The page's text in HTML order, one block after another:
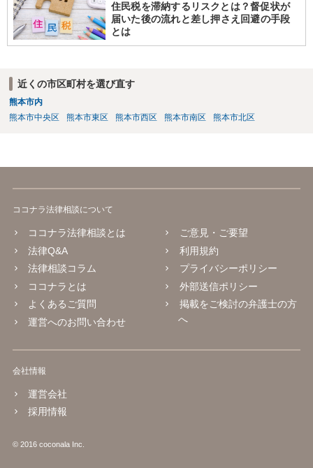
住民税を滞納するリスクとは？督促状が
届いた後の流れと差し押さえ回避の手段
とは
近くの市区町村を選び直す
熊本市内
熊本市中央区
熊本市東区 熊本市西区 熊本市南区 熊本市北区
ココナラ法律相談について
ココナラ法律相談とは
法律Q&A
法律相談コラム
ココナラとは
よくあるご質問
運営へのお問い合わせ
ご意見・ご要望
利用規約
プライバシーポリシー
外部送信ポリシー
掲載をご検討の弁護士の方
へ
会社情報
運営会社
採用情報
© 2016 coconala Inc.